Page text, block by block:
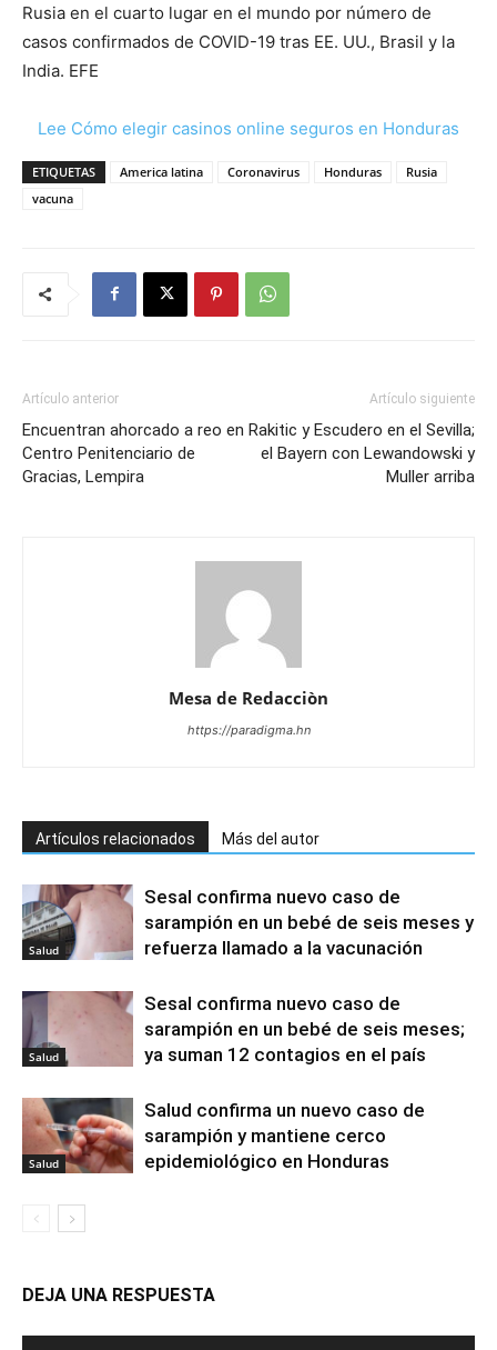
Rusia en el cuarto lugar en el mundo por número de
casos confirmados de COVID-19 tras EE. UU., Brasil y la
India. EFE
Lee Cómo elegir casinos online seguros en Honduras
ETIQUETAS America latina Coronavirus Honduras
Rusia
vacuna
Artículo anterior
Encuentran ahorcado a reo en
Centro Penitenciario de
Gracias, Lempira
Artículo siguiente
Rakitic y Escudero en el Sevilla;
el Bayern con Lewandowski y
Muller arriba
Mesa de Redacciòn
https://paradigma.hn
Artículos relacionados Más del autor
Salud
Sesal confirma nuevo caso de
sarampión en un bebé de seis meses y
refuerza llamado a la vacunación
Salud
Sesal confirma nuevo caso de
sarampión en un bebé de seis meses;
ya suman 12 contagios en el país
Salud
Salud confirma un nuevo caso de
sarampión y mantiene cerco
epidemiológico en Honduras
DEJA UNA RESPUESTA